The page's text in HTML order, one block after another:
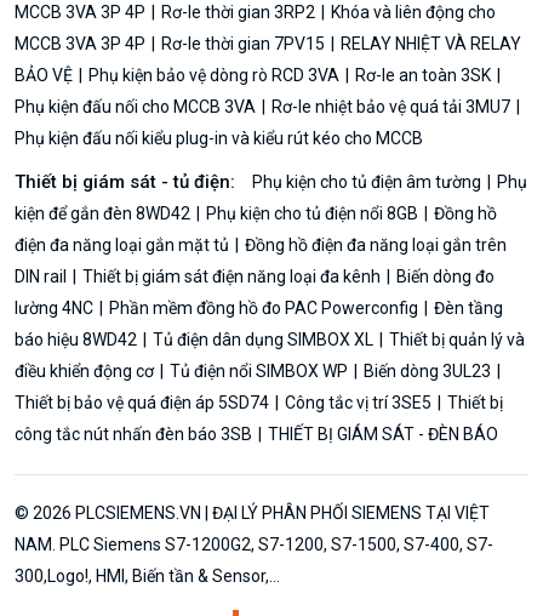
MCCB 3VA 3P 4P
Rơ-le thời gian 3RP2
Khóa và liên động cho
MCCB 3VA 3P 4P
Rơ-le thời gian 7PV15
RELAY NHIỆT VÀ RELAY
BẢO VỆ
Phụ kiện bảo vệ dòng rò RCD 3VA
Rơ-le an toàn 3SK
Phụ kiện đấu nối cho MCCB 3VA
Rơ-le nhiệt bảo vệ quá tải 3MU7
Phụ kiện đấu nối kiểu plug-in và kiểu rút kéo cho MCCB
Thiết bị giám sát - tủ điện: Phụ kiện cho tủ điện âm tường
Phụ
kiện để gắn đèn 8WD42
Phụ kiện cho tủ điện nổi 8GB
Đồng hồ
điện đa năng loại gắn mặt tủ
Đồng hồ điện đa năng loại gắn trên
DIN rail
Thiết bị giám sát điện năng loại đa kênh
Biến dòng đo
lường 4NC
Phần mềm đồng hồ đo PAC Powerconfig
Đèn tầng
báo hiệu 8WD42
Tủ điện dân dụng SIMBOX XL
Thiết bị quản lý và
điều khiển động cơ
Tủ điện nổi SIMBOX WP
Biến dòng 3UL23
Thiết bị bảo vệ quá điện áp 5SD74
Công tắc vị trí 3SE5
Thiết bị
công tắc nút nhấn đèn báo 3SB
THIẾT BỊ GIÁM SÁT - ĐÈN BÁO
© 2026 PLCSIEMENS.VN | ĐẠI LÝ PHÂN PHỐI SIEMENS TẠI VIỆT
NAM. PLC Siemens S7-1200G2, S7-1200, S7-1500, S7-400, S7-
300,Logo!, HMI, Biến tần & Sensor,...